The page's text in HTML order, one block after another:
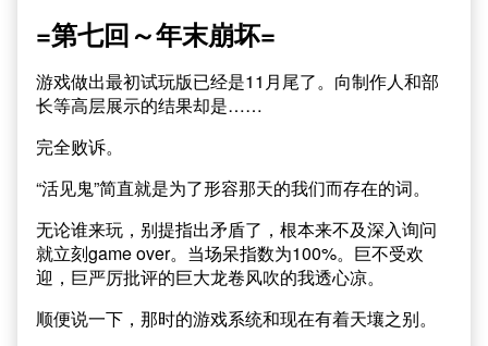
=第七回～年末崩坏=
游戏做出最初试玩版已经是11月尾了。向制作人和部
长等高层展示的结果却是……
完全败诉。
“活见鬼”简直就是为了形容那天的我们而存在的词。
无论谁来玩，别提指出矛盾了，根本来不及深入询问
就立刻game over。当场呆指数为100%。巨不受欢
迎，巨严厉批评的巨大龙卷风吹的我透心凉。
顺便说一下，那时的游戏系统和现在有着天壤之别。